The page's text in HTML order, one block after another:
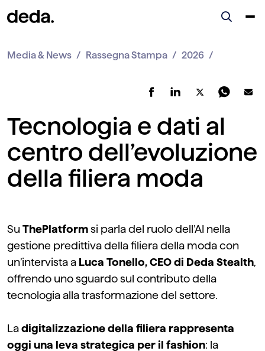
Media & News Rassegna Stampa 2026
Tecnologia e dati al
centro dell’evoluzione
della filiera moda
Su ThePlatform si parla del ruolo dell’AI nella
gestione predittiva della filiera della moda con
un’intervista a Luca Tonello, CEO di Deda Stealth,
offrendo uno sguardo sul contributo della
tecnologia alla trasformazione del settore.
La digitalizzazione della filiera rappresenta
oggi una leva strategica per il fashion: la